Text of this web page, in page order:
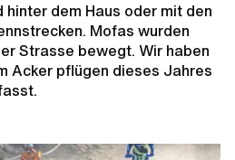
hinter dem Haus oder mit den
Mofas wurden
Strasse bewegt. Wir haben
Acker pflügen dieses Jahres